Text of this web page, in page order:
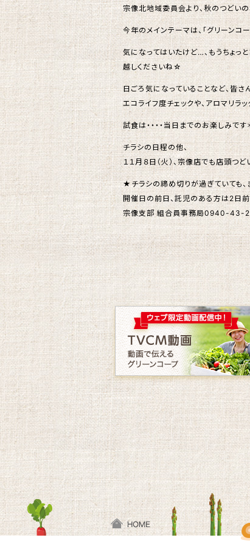
宗像北地域委員会より、秋のつどいの
今年のメインテーマは、「グリーンコ
気になってはいたけど…、もうちょっ
越しくださいね☆
日ごろ気になっていることなど、皆
エコライフ度チェックや、アロマリ
試食は・・・・当日までのお楽しみです
チラシの日程の他、
１１月８日（火）、宗像店でも店頭つ
★チラシの締め切りが過ぎていても
開催日の前日、託児のある方は2日
宗像支部 組合員事務局0940-43-